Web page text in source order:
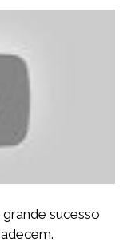
sucesso